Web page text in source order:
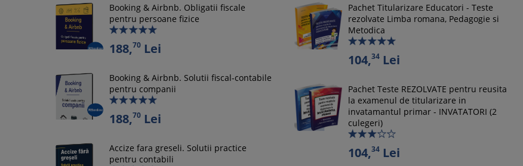
Booking & Airbnb. Obligatii fiscale
pentru persoane fizice
188,70 Lei
Booking & Airbnb. Solutii fiscal-contabile
pentru companii
188,70 Lei
Accize fara greseli. Solutii practice
pentru contabili
Pachet Titularizare Educatori - Teste
rezolvate Limba romana, Pedagogie si
Metodica
104,34Lei
Pachet Teste REZOLVATE pentru reusita
la examenul de titularizare in
invatamantul primar - INVATATORI (2
culegeri)
104,34Lei